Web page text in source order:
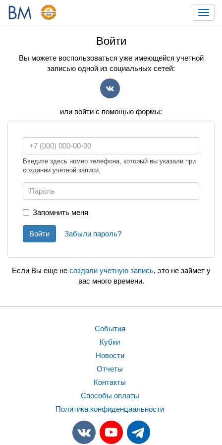
Войти
Вы можете воспользоваться уже имеющейся учетной
записью одной из социальных сетей:
или войти с помощью формы:
Введите здесь номер телефона, который вы указали при
создании учетной записи.
Запомнить меня
Войти Забыли пароль?
Если Вы еще не создали учетную запись, это не займет у
вас много времени.
События
Кубки
Новости
Отчеты
Контакты
Способы оплаты
Политика конфиденциальности